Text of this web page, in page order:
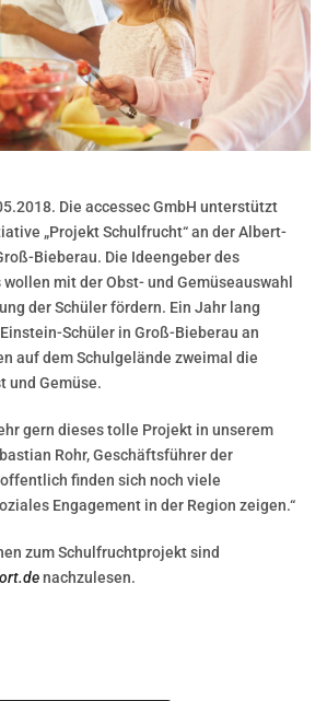
Die accessec GmbH unterstützt
„Projekt Schulfrucht“ an der Albert-
Bieberau. Die Ideengeber des
mit der Obst- und Gemüseauswahl
der Schüler fördern. Ein Jahr lang
Schüler in Groß-Bieberau an
auf dem Schulgelände zweimal die
und Gemüse.
gern dieses tolle Projekt in unserem
Rohr, Geschäftsführer der
finden sich noch viele
Engagement in der Region zeigen.“
zum Schulfruchtprojekt sind
nachzulesen.